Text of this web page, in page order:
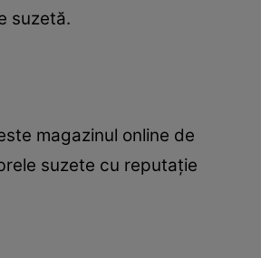
suzetă.
magazinul online de
suzete cu reputație